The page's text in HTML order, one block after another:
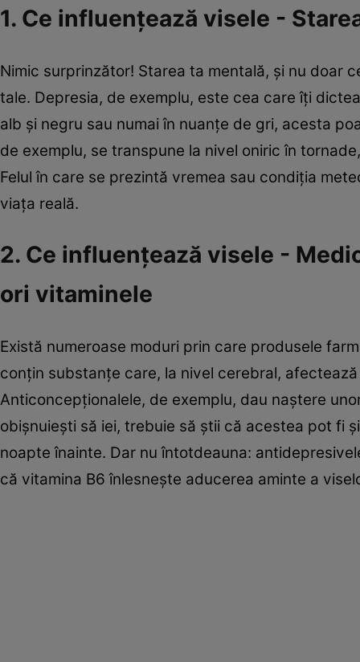
1. Ce influenţează visele -
Nimic surprinzător! Starea ta mentală, şi nu doar
tale. Depresia, de exemplu, este cea care îţi
alb şi negru sau numai în nuanţe de gri, acesta
de exemplu, se transpune la nivel oniric în
Felul în care se prezintă vremea sau condiţia
viaţa reală.
2. Ce influenţează visele -
ori vitaminele
Există numeroase moduri prin care produsele
conţin substanţe care, la nivel cerebral,
Anticoncepţionalele, de exemplu, dau naştere
obişnuieşti să iei, trebuie să ştii că acestea pot fi
noapte înainte. Dar nu întotdeauna:
că vitamina B6 înlesneşte aducerea aminte a